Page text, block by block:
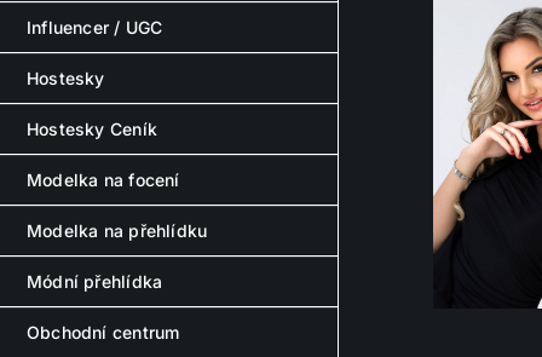
Influencer / UGC
Hostesky
Hostesky Ceník
Modelka na focení
Modelka na přehlídku
Módní přehlídka
Obchodní centrum